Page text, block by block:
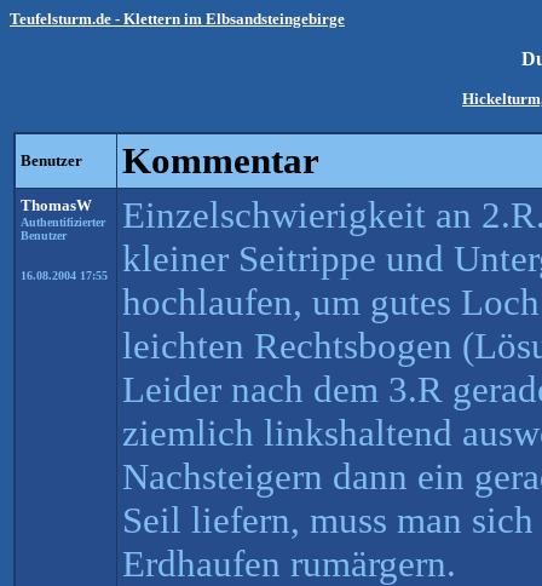
Teufelsturm.de - Klettern im Elbsandsteingebirge
Benutzer Kommentar
ThomasW
Authentifizierter
Benutzer
16.08.2004 17:55
Einzelschwierigkeit an
kleiner Seitrippe und
hochlaufen, um gutes
leichten Rechtsbogen
Leider nach dem 3.R
ziemlich linkshaltend
Nachsteigern dann ein
Seil liefern, muss man
Erdhaufen rumärgern.